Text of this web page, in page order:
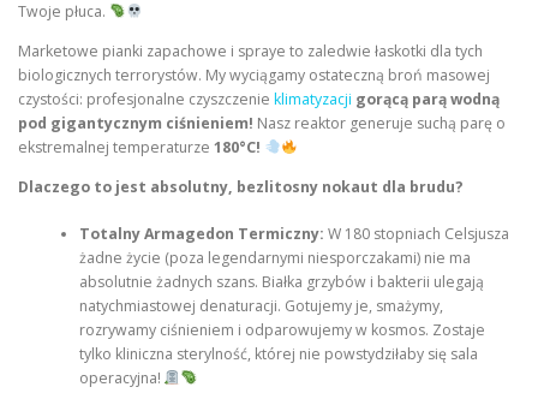
Twoje płuca.
Marketowe pianki zapachowe i spraye to zaledwie łaskotki dla tych
biologicznych terrorystów. My wyciągamy ostateczną broń masowej
czystości: profesjonalne czyszczenie klimatyzacji gorącą parą wodną
pod gigantycznym ciśnieniem! Nasz reaktor generuje suchą parę o
ekstremalnej temperaturze 180°C!
Dlaczego to jest absolutny, bezlitosny nokaut dla brudu?
Totalny Armagedon Termiczny: W 180 stopniach Celsjusza
żadne życie (poza legendarnymi niesporczakami) nie ma
absolutnie żadnych szans. Białka grzybów i bakterii ulegają
natychmiastowej denaturacji. Gotujemy je, smażymy,
rozrywamy ciśnieniem i odparowujemy w kosmos. Zostaje
tylko kliniczna sterylność, której nie powstydziłaby się sala
operacyjna!